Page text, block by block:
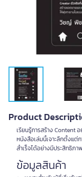
Product
เรียนรู้การสร้าง Content
หนังสือเล่มนี้เจาะลึกตั้งแต่
สำเร็จได้อย่างมีประสิทธิภาพ
ข้อมูลสินค้า